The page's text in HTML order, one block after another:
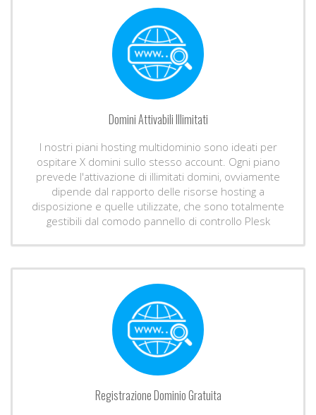
Domini Attivabili Illimitati
I nostri piani hosting multidominio sono ideati per
ospitare X domini sullo stesso account. Ogni piano
prevede l'attivazione di illimitati domini, ovviamente
dipende dal rapporto delle risorse hosting a
disposizione e quelle utilizzate, che sono totalmente
gestibili dal comodo pannello di controllo Plesk
Registrazione Dominio Gratuita